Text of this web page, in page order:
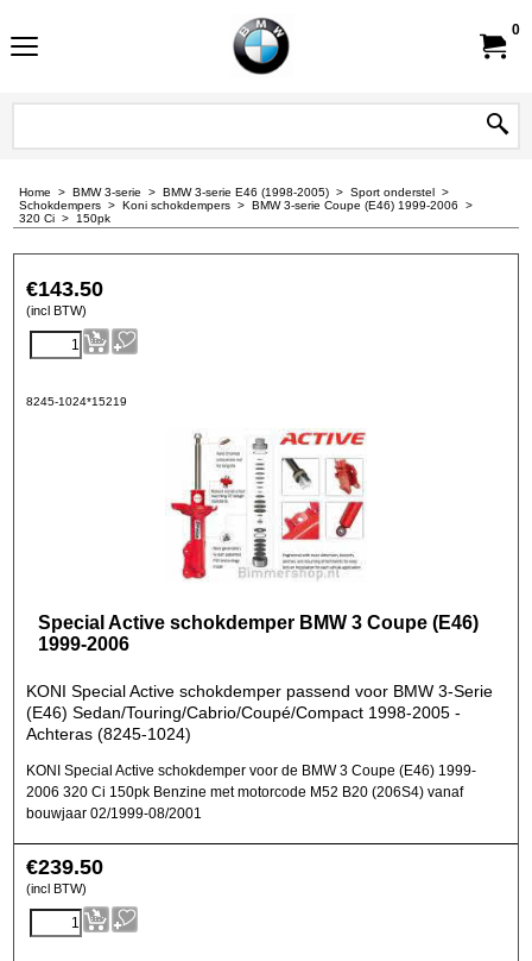
0
Home > BMW 3-serie > BMW 3-serie E46 (1998-2005) > Sport onderstel >
Schokdempers > Koni schokdempers > BMW 3-serie Coupe (E46) 1999-2006 >
320 Ci > 150pk
€143.50
(incl BTW)
8245-1024*15219
Special Active schokdemper BMW 3 Coupe (E46)
1999-2006
KONI Special Active schokdemper passend voor BMW 3-Serie
(E46) Sedan/Touring/Cabrio/Coupé/Compact 1998-2005 -
Achteras (8245-1024)
KONI Special Active schokdemper voor de BMW 3 Coupe (E46) 1999-
2006 320 Ci 150pk Benzine met motorcode M52 B20 (206S4) vanaf
bouwjaar 02/1999-08/2001
€239.50
(incl BTW)